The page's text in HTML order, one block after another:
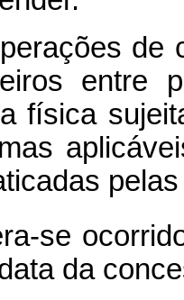
de
entre
física
se
da